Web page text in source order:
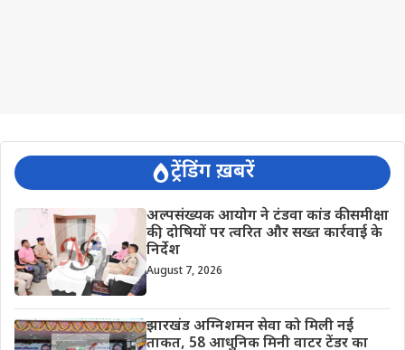
ट्रेंडिंग ख़बरें
अल्पसंख्यक आयोग ने टंडवा कांड की समीक्षा
की, दोषियों पर त्वरित और सख्त कार्रवाई के
निर्देश
August 7, 2026
झारखंड अग्निशमन सेवा को मिली नई
ताकत, 58 आधुनिक मिनी वाटर टेंडर का